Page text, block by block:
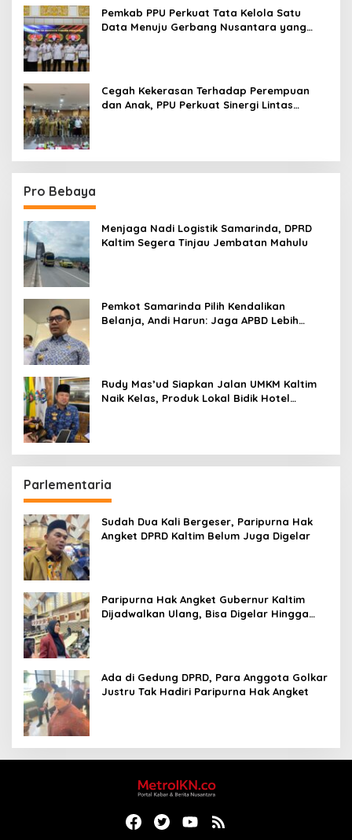
Pemkab PPU Perkuat Tata Kelola Satu
Data Menuju Gerbang Nusantara yang
Cegah Kekerasan Terhadap Perempuan
dan Anak, PPU Perkuat Sinergi Lintas
Pro Bebaya
Menjaga Nadi Logistik Samarinda, DPRD
Kaltim Segera Tinjau Jembatan Mahulu
Pemkot Samarinda Pilih Kendalikan
Belanja, Andi Harun: Jaga APBD Lebih
Rudy Mas’ud Siapkan Jalan UMKM Kaltim
Naik Kelas, Produk Lokal Bidik Hotel
Parlementaria
Sudah Dua Kali Bergeser, Paripurna Hak
Angket DPRD Kaltim Belum Juga Digelar
Paripurna Hak Angket Gubernur Kaltim
Dijadwalkan Ulang, Bisa Digelar Hingga
Ada di Gedung DPRD, Para Anggota Golkar
Justru Tak Hadiri Paripurna Hak Angket